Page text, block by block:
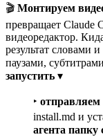
🎬 Монтируем
превращает Claude
видеоредактор.
результат словами
паузами,
запустить ▾
‣ отправляем
install.md и
агента папку